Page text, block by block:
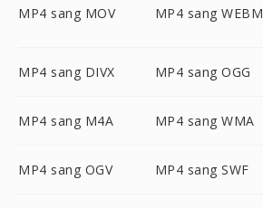
MP4 sang MOV MP4 sang WEBM
MP4 sang DIVX MP4 sang OGG
MP4 sang M4A MP4 sang WMA
MP4 sang OGV MP4 sang SWF